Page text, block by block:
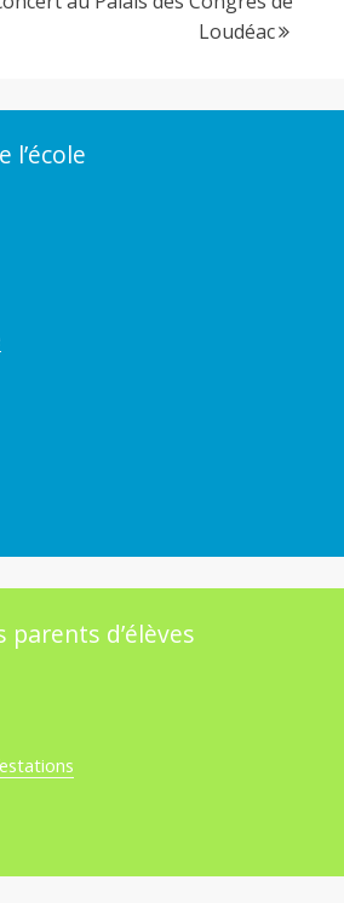
Loudéac
l’école
d’élèves